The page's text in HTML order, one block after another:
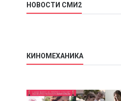
«Прайм».
НОВОСТИ СМИ2
КИНОМЕХАНИКА